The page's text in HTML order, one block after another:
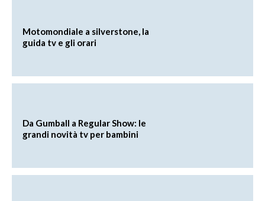
Motomondiale a silverstone, la
guida tv e gli orari
Da Gumball a Regular Show: le
grandi novità tv per bambini